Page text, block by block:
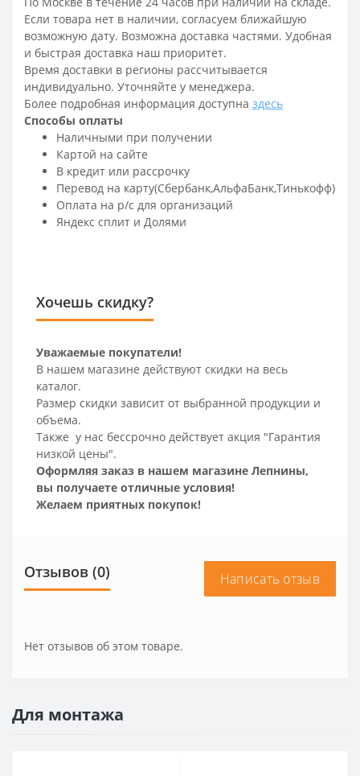
Если товара нет в наличии, согласуем ближайшую
возможную дату. Возможна доставка частями. Удобная
и быстрая доставка наш приоритет.
Время доставки в регионы рассчитывается
индивидуально. Уточняйте у менеджера.
Более подробная информация доступна здесь
Способы оплаты
Наличными при получении
Картой на сайте
В кредит или рассрочку
Перевод на карту(Сбербанк,АльфаБанк,Тинькофф)
Оплата на р/c для организаций
Яндекс сплит и Долями
Хочешь скидку?
Уважаемые покупатели!
В нашем магазине действуют скидки на весь
каталог.
Размер скидки зависит от выбранной продукции и
объема.
Также у нас бессрочно действует акция "Гарантия
низкой цены".
Оформляя заказ в нашем магазине Лепнины,
вы получаете отличные условия!
Желаем приятных покупок!
Отзывов (0) Написать отзыв
Нет отзывов об этом товаре.
Для монтажа